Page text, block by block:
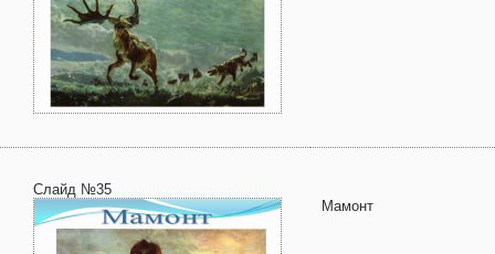
Слайд №35
Мамонт